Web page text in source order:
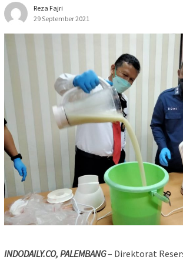
Reza Fajri
29 September 2021
INDODAILY.CO, PALEMBANG– Direktorat